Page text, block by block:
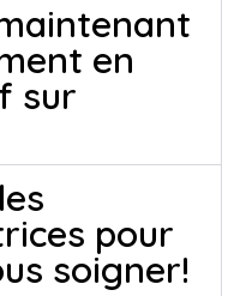
en
sur
pour
soigner!